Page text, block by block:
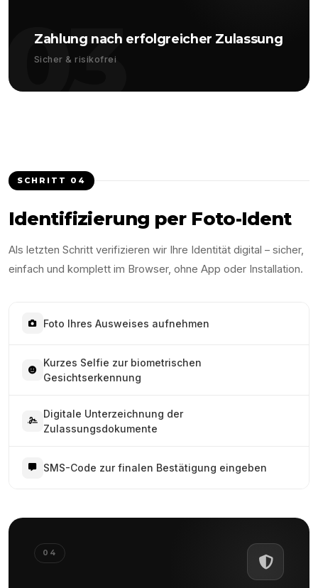
03
Zahlung nach erfolgreicher Zulassung
Sicher & risikofrei
SCHRITT 04
Identifizierung per Foto-Ident
Als letzten Schritt verifizieren wir Ihre Identität digital – sicher,
einfach und komplett im Browser, ohne App oder Installation.
Foto Ihres Ausweises aufnehmen
Kurzes Selfie zur biometrischen
Gesichtserkennung
Digitale Unterzeichnung der
Zulassungsdokumente
SMS-Code zur finalen Bestätigung eingeben
04